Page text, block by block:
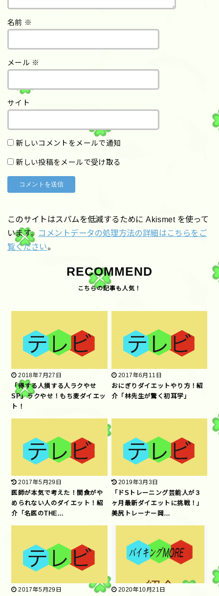
名前 ※
メール ※
サイト
新しいコメントをメールで通知
新しい投稿をメールで受け取る
このサイトはスパムを低減するために Akismet を使って
います。 コメントデータの処理方法の詳細はこちらをご
覧ください。
RECOMMEND
2018年7月27日
「得する人損する人ラクやせ
SP」ラクやせ！もち麦ダイエッ
ト！
2017年6月11日
おにぎりダイエットやり方！紹
介「林先生が驚く初耳学」
2017年5月29日
医師が本気で考えた！間食がや
められない人のダイエット！紹
介「名医のTHE…
2019年3月3日
「ドSトレーニング芸能人が３
ヶ月最新ダイエットに挑戦！」
美尻トレーナー岡…
2017年5月29日 2020年10月21日